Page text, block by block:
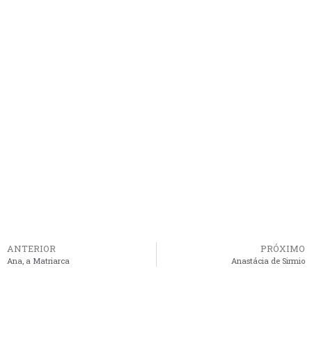
ANTERIOR
Ana, a Matriarca
PRÓXIMO
Anastácia de Sirmio